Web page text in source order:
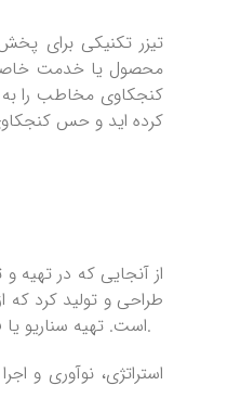
تیزر تکنیکی برای
محصول یا خدمت
کنجکاوی مخاطب را
از آنجایی که در تهیه
طراحی و تولید کرد که
است. تهیه سناریو یا فیلم نامه، انتخاب بازیگران، فیلمبرداری، صداگذاری، تدوین و … از جمله اقداماتی است که در تولید یک تیزر انجام می شوند.